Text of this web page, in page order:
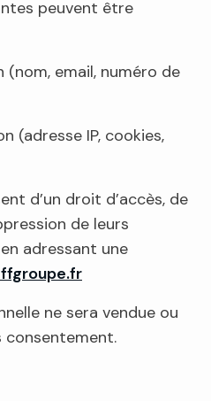
peuvent être
(nom, email, numéro de
(adresse IP, cookies,
d’un droit d’accès, de
de leurs
adressant une
ne sera vendue ou
consentement.